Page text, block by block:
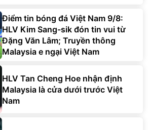
Điểm tin bóng đá Việt Nam 9/8:
HLV Kim Sang-sik đón tin vui từ
Đặng Văn Lâm; Truyền thông
Malaysia e ngại Việt Nam
HLV Tan Cheng Hoe nhận định
Malaysia là cửa dưới trước Việt
Nam